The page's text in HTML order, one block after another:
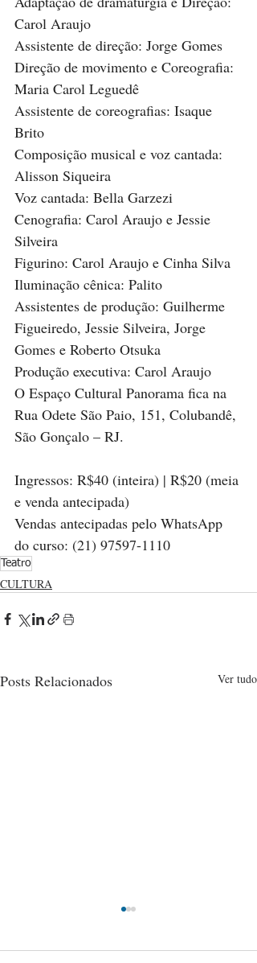
Carol Araujo
Assistente de direção: Jorge Gomes
Direção de movimento e Coreografia:
Maria Carol Leguedê
Assistente de coreografias: Isaque
Brito
Composição musical e voz cantada:
Alisson Siqueira
Voz cantada: Bella Garzezi
Cenografia: Carol Araujo e Jessie
Silveira
Figurino: Carol Araujo e Cinha Silva
Iluminação cênica: Palito
Assistentes de produção: Guilherme
Figueiredo, Jessie Silveira, Jorge
Gomes e Roberto Otsuka
Produção executiva: Carol Araujo
O Espaço Cultural Panorama fica na
Rua Odete São Paio, 151, Colubandê,
São Gonçalo – RJ.
Ingressos: R$40 (inteira) | R$20 (meia
e venda antecipada)
Vendas antecipadas pelo WhatsApp
do curso: (21) 97597-1110
Teatro
CULTURA
Posts Relacionados Ver tudo